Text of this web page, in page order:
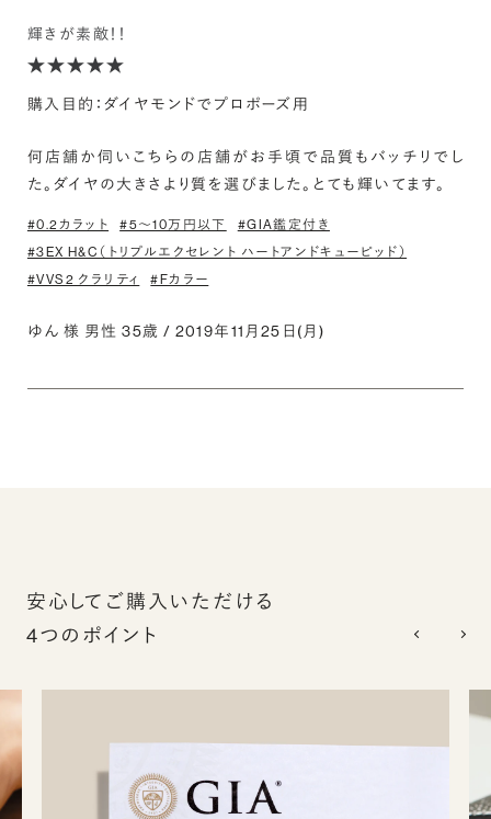
輝きが素敵！！
購入目的：ダイヤモンドでプロポーズ用
何店舗か伺いこちらの店舗がお手頃で品質もバッチリでし
た。ダイヤの大きさより質を選びました。とても輝いてます。
#0.2カラット #5〜10万円以下
#GIA鑑定付き
#3EX H&C（トリプルエクセレント ハートアンドキューピッド）
#VVS2 クラリティ
#Fカラー
ゆん 様 男性 35歳 / 2019年11月25日(月)
安心してご購入いただける
4つのポイント